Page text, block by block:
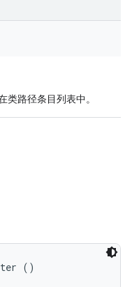
路径条目列表中。
()